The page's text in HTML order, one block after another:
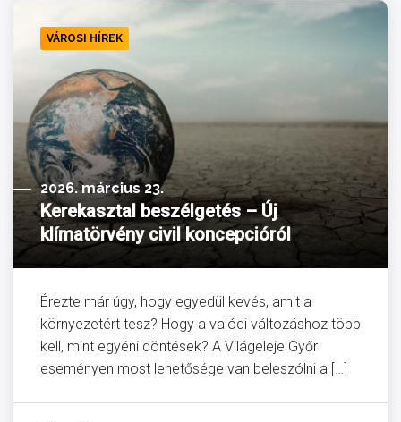
VÁROSI HÍREK
2026. március 23.
Kerekasztal beszélgetés – Új
klímatörvény civil koncepcióról
Érezte már úgy, hogy egyedül kevés, amit a
környezetért tesz? Hogy a valódi változáshoz több
kell, mint egyéni döntések? A Világeleje Győr
eseményen most lehetősége van beleszólni a […]